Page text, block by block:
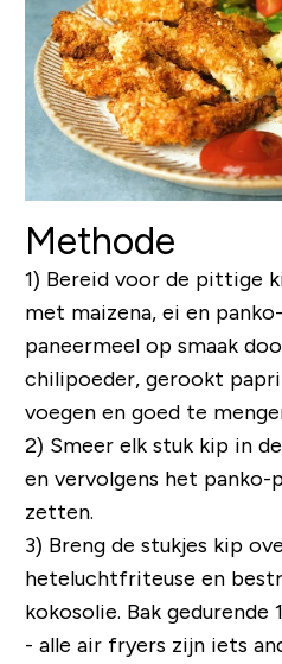
Methode
1) Bereid voor de pittige
met maizena, ei en
paneermeel op smaak
chilipoeder, gerookt
voegen en goed te
2) Smeer elk stuk kip in
en vervolgens het panko-
zetten.
3) Breng de stukjes kip
heteluchtfriteuse en
kokosolie. Bak gedurende
- alle air fryers zijn iets